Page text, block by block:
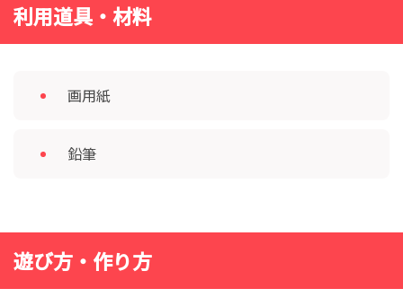
利用道具・材料
画用紙
鉛筆
遊び方・作り方